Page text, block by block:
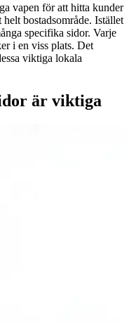
vapen för att hitta kunder
bostadsområde. Istället
specifika sidor. Varje
i en viss plats. Det
viktiga lokala
är viktiga